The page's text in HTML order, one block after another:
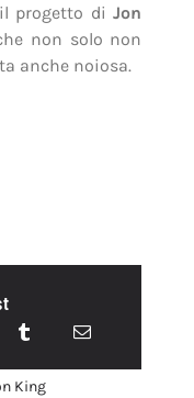
il progetto diJon
non solo non
anche noiosa.
King